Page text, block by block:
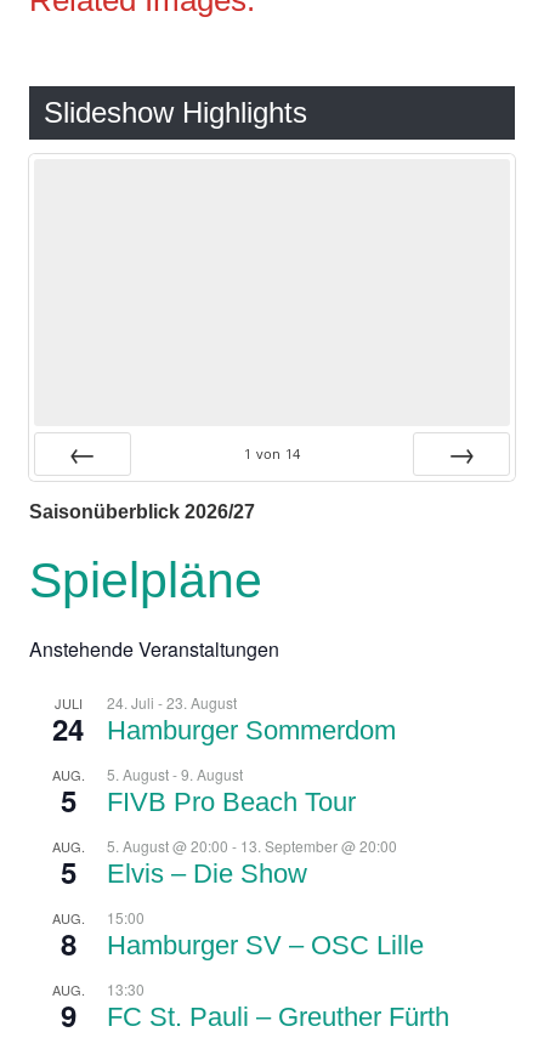
Slideshow Highlights
1 von 14
Saisonüberblick 2026/27
Spielpläne
Anstehende Veranstaltungen
JULI
24
24. Juli -23. August
Hamburger Sommerdom
AUG.
5
5. August-9. August
FIVB Pro Beach Tour
AUG.
5
5. August @ 20:00 - 13. September @ 20:00
Elvis – Die Show
AUG.
8
15:00
Hamburger SV – OSC Lille
AUG.
9
13:30
FC St. Pauli – Greuther Fürth